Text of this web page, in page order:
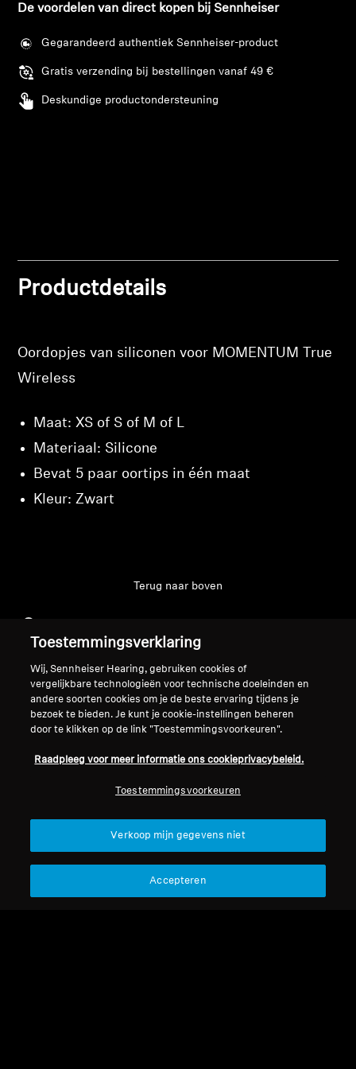
De voordelen van direct kopen bij Sennheiser
Gegarandeerd authentiek Sennheiser-product
Gratis verzending bij bestellingen vanaf 49 €
Deskundige productondersteuning
Productdetails
Oordopjes van siliconen voor MOMENTUM True
Wireless
Maat: XS of S of M of L
Materiaal: Silicone
Bevat 5 paar oortips in één maat
Kleur: Zwart
Terug naar boven
Juridische kennisgeving
Herroep overeenkomst
Algemene verkoopvoorwaarden
voor online verkoop aan
Beleid voor gecoördineerde
openbaarmaking van
Ons bedrijf
Over ons
Carrière bij Sonova
Nieuwskamer
Toestemmingsverklaring
Wij, Sennheiser Hearing, gebruiken cookies of
vergelijkbare technologieën voor technische doeleinden en
andere soorten cookies om je de beste ervaring tijdens je
bezoek te bieden. Je kunt je cookie-instellingen beheren
door te klikken op de link "Toestemmingsvoorkeuren".
Raadpleeg voor meer informatie ons cookieprivacybeleid.
Toestemmingsvoorkeuren
Verkoop mijn gegevens niet
Accepteren